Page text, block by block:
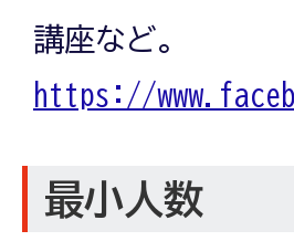
講座など。
https://
最小人数